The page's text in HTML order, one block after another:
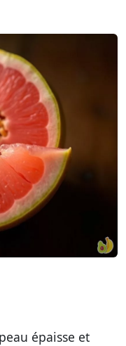
épaisse et